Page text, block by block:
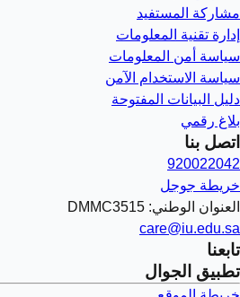
مشاركة المستفيد
إدارة تقنية المعلومات
سياسة أمن المعلومات
سياسة الاستخدام الآمن
دليل البيانات المفتوحة
بلاغ رقمي
اتصل بنا
920022042
خريطة جوجل
العنوان الوطني: DMMC3515
care@iu.edu.sa
تابعنا
تطبيق الجوال